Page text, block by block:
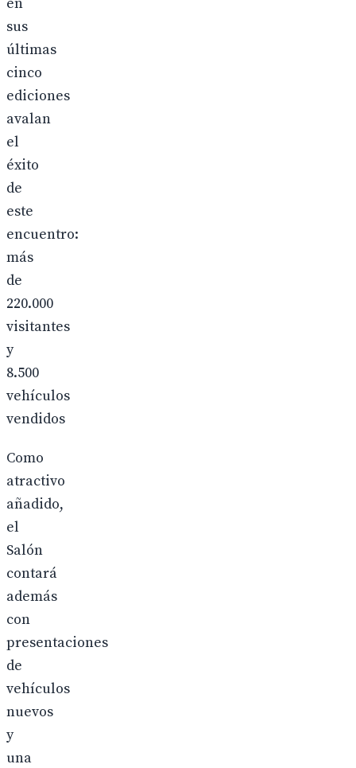
sus
últimas
cinco
ediciones
avalan
el
éxito
de
este
encuentro:
más
de
220.000
visitantes
y
8.500
vehículos
vendidos
Como
atractivo
añadido,
el
Salón
contará
además
con
presentaciones
de
vehículos
nuevos
y
una